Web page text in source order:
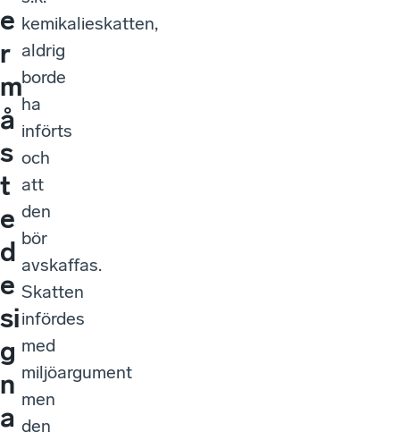
e
r
m
å
s
t
e
d
e
si
g
n
a
kemikalieskatten,
aldrig
borde
ha
införts
och
att
den
bör
avskaffas.
Skatten
infördes
med
miljöargument
men
den